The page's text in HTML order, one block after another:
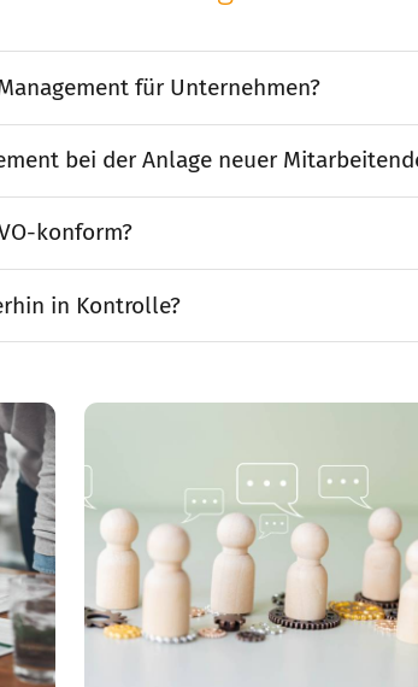
für Unternehmen?
bei der Anlage neuer
konform?
in Kontrolle?